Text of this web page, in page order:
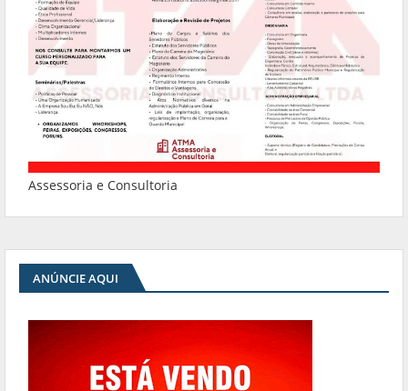
Assessoria e Consultoria
ANÚNCIE AQUI